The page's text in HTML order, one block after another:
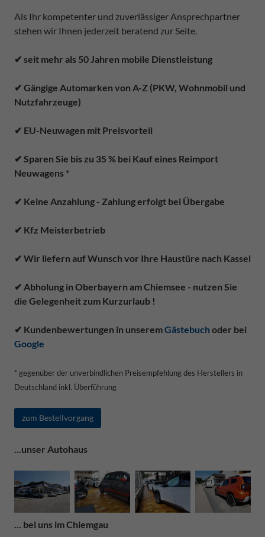
Als Ihr kompetenter und zuverlässiger Ansprechpartner
stehen wir Ihnen jederzeit beratend zur Seite.
✔ seit mehr als 50 Jahren mobile Dienstleistung
✔ Gängige Automarken von A-Z (PKW, Wohnmobil und
Nutzfahrzeuge)
✔ EU-Neuwagen mit Preisvorteil
✔ Sparen Sie bis zu 35 % bei Kauf eines Reimport
Neuwagens *
✔ Keine Anzahlung - Zahlung erfolgt bei Übergabe
✔ Kfz Meisterbetrieb
✔ Wir liefern auf Wunsch vor Ihre Haustüre nach Kassel
✔ Abholung in Oberbayern am Chiemsee - nutzen Sie
die Gelegenheit zum Kurzurlaub !
✔ Kundenbewertungen in unseremGästebuch oder bei
Google
* gegenüber der unverbindlichen Preisempfehlung des Herstellers in
Deutschland inkl. Überführung
zum Bestellvorgang
...unser Autohaus
... bei uns im Chiemgau